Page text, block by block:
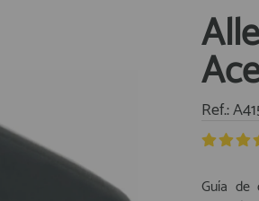
¡Adelante! Te estabamos
registro cliente
Ref.:
Guía de